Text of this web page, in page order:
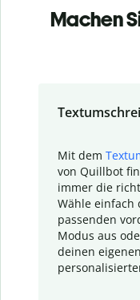
Machen
Mit dem
von Quillbot
immer die
Wähle einfach
passenden
Modus aus
deinen eigenen